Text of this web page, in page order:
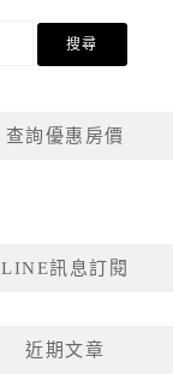
查詢優惠房價
LINE訊息訂閱
近期文章